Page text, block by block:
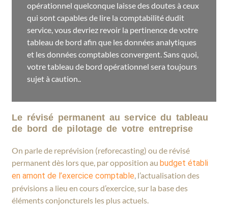
opérationnel quelconque laisse des doutes à ceux
qui sont capables de lire la comptabilité dudit
service, vous devriez revoir la pertinence de votre
tableau de bord afin que les données analytiques
et les données comptables convergent. Sans quoi,
votre tableau de bord opérationnel sera toujours
sujet à caution..
Le révisé permanent au service du tableau
de bord de pilotage de votre entreprise
On parle de reprévision (reforecasting) ou de révisé
permanent dès lors que, par opposition aubudget établi
en amont de l’exercice comptable, l’actualisation des
prévisions a lieu en cours d’exercice, sur la base des
éléments conjoncturels les plus actuels.